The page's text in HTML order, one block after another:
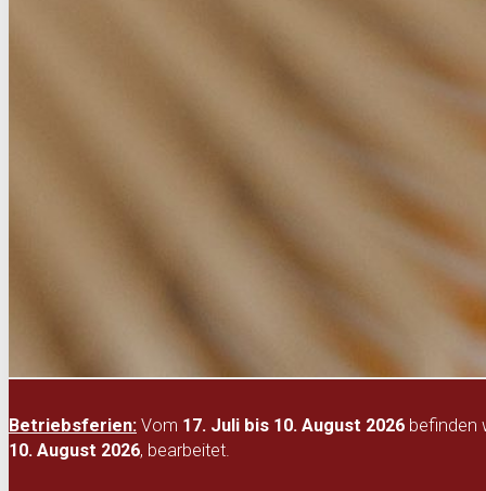
Betriebsferien: Vom 17. Juli bis 10. August 2026 befinden
10. August 2026, bearbeitet.